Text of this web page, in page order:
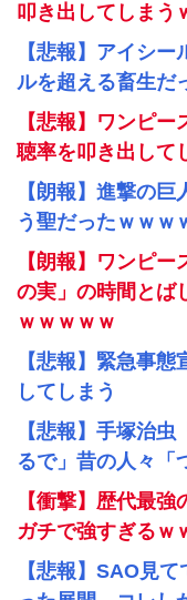
叩き出してしまう
【悲報】アイシ
ルを超える畜生だ
【悲報】ワンピ
聴率を叩き出して
【朗報】進撃の
う聖だったｗｗｗ
【朗報】ワンピ
の実」の時間とば
ｗｗｗｗｗ
【悲報】緊急事
してしまう
【悲報】手塚治
るで」昔の人々
【衝撃】歴代最強
ガチで強すぎるｗ
【悲報】SAO見